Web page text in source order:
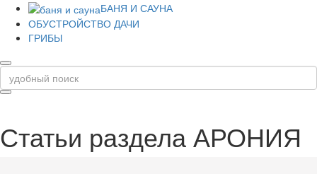
БАНЯ И САУНА
ОБУСТРОЙСТВО ДАЧИ
ГРИБЫ
Статьи разделаАРОНИЯ